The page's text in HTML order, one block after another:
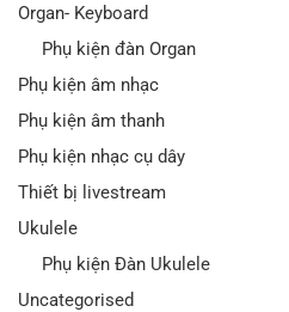
Organ- Keyboard
Phụ kiện đàn Organ
Phụ kiện âm nhạc
Phụ kiện âm thanh
Phụ kiện nhạc cụ dây
Thiết bị livestream
Ukulele
Phụ kiện Đàn Ukulele
Uncategorised